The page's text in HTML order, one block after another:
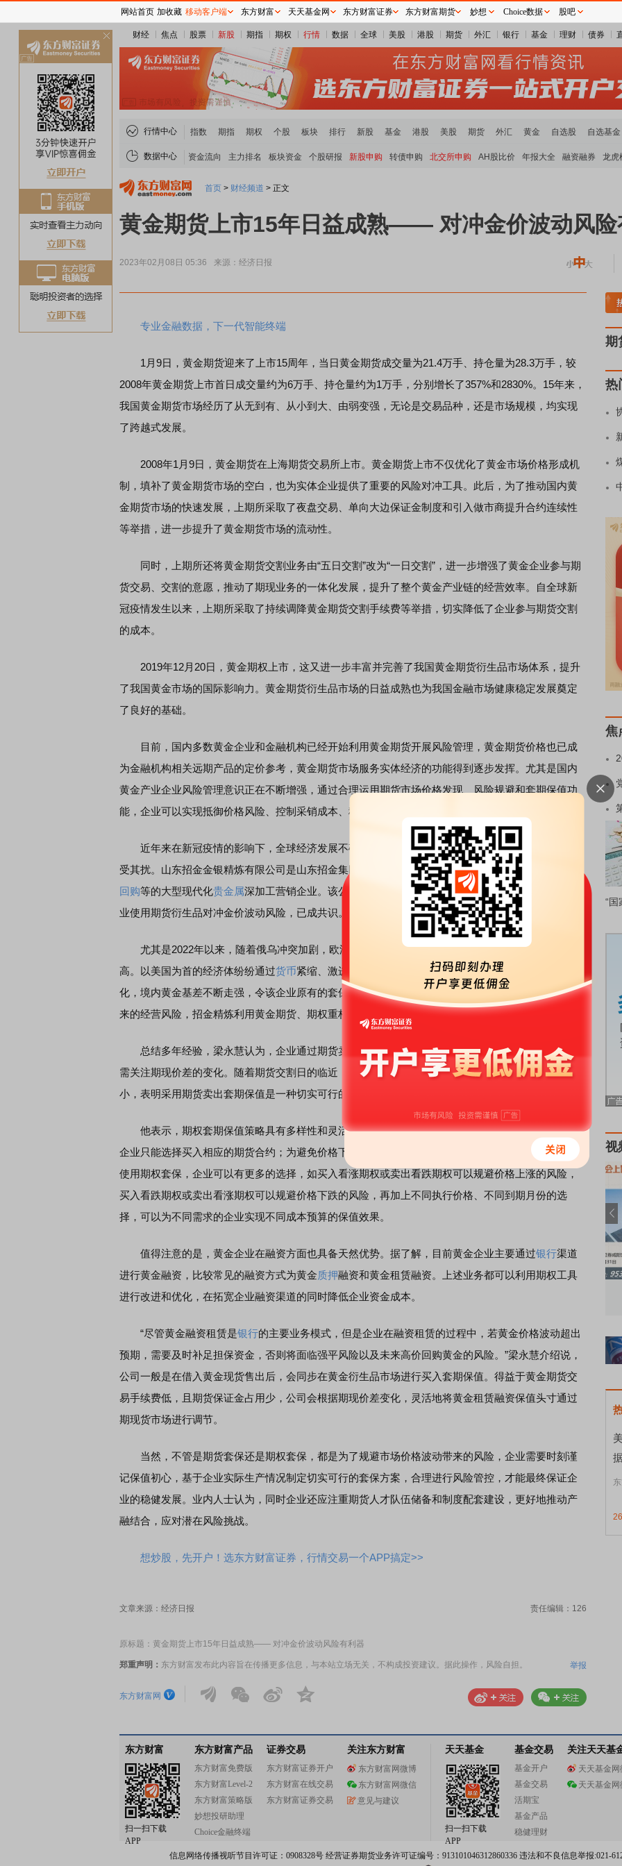
财经 焦点 股票 新股 期指 期权 行情 数据 全球 美股 港股 期货 外汇 银行 基金 理财 债券
行情中心 指数 期指 期权 个股 板块 排行 新股 基金 港股 美股 期货 外汇 黄金 自选股 自选基金
数据中心 资金流向 主力排名 板块资金 个股研报 新股申购 转债申购 北交所申购 AH股比价 年报大全 融资融券 龙虎
首页 > 财经频道 > 正文
黄金期货上市15年日益成熟—— 对冲金价波动风险
2023年02月08日 05:36 来源：经济日报
专业金融数据，下一代智能终端
1月9日，黄金期货迎来了上市15周年，当日黄金期货成交量为21.4万手、持仓量为28.3万手，较
2008年黄金期货上市首日成交量约为6万手、持仓量约为1万手，分别增长了357%和2830%。15年来，
我国黄金期货市场经历了从无到有、从小到大、由弱变强，无论是交易品种，还是市场规模，均实现
了跨越式发展。
2008年1月9日，黄金期货在上海期货交易所上市。黄金期货上市不仅优化了黄金市场价格形成机
制，填补了黄金期货市场的空白，也为实体企业提供了重要的风险对冲工具。此后，为了推动国内黄
金期货市场的快速发展，上期所采取了夜盘交易、单向大边保证金制度和引入做市商提升合约连续性
等举措，进一步提升了黄金期货市场的流动性。
同时，上期所还将黄金期货交割业务由“五日交割”改为“一日交割”，进一步增强了黄金企业参与期
货交易、交割的意愿，推动了期现业务的一体化发展，提升了整个黄金产业链的经营效率。自全球新
冠疫情发生以来，上期所采取了持续调降黄金期货交割手续费等举措，切实降低了企业参与期货交割
的成本。
2019年12月20日，黄金期权上市，这又进一步丰富并完善了我国黄金期货衍生品市场体系，提升
了我国黄金市场的国际影响力。黄金期货衍生品市场的日益成熟也为我国金融市场健康稳定发展奠定
了良好的基础。
目前，国内多数黄金企业和金融机构已经开始利用黄金期货开展风险管理，黄金期货价格也已成
为金融机构相关远期产品的定价参考，黄金期货市场服务实体经济的功能得到逐步发挥。尤其是国内
黄金产业企业风险管理意识正在不断增强，通过合理运用期货市场价格发现、风险规避和套期保值功
能，企业可以实现抵御价格风险、控制采销成本、稳定盈利水平等目的。
近年来在新冠疫情的影响下，全球经济发展不确定性增加，国际金价波动幅度加大，产业企业深
受其扰。山东招金金银精炼有限公司是山东招金集团旗下从事金银收购、精炼、加工、检测、销售及
回购等的大型现代化贵金属深加工营销企业。该公司副总经理梁永慧表示，目前，黄金精炼加工型企
业使用期货衍生品对冲金价波动风险，已成共识。
尤其是2022年以来，随着俄乌冲突加剧，欧洲能源危机进一步升级，推动全球通胀水平持续走
高。以美国为首的经济体纷纷通过货币紧缩、激进加息手段控制通胀上行，境内外货币政策逐渐分
化，境内黄金基差不断走强，令该企业原有的套保增收策略逐渐失效。为规避黄金价格波动等因素带
来的经营风险，招金精炼利用黄金期货、期权重构了套保策略。
总结多年经验，梁永慧认为，企业通过期货卖出套期保值，不需要关注黄金绝对价格的变化，只
需关注期现价差的变化。随着期货交割日的临近，期货价格与现货价格呈收敛趋势，期现价差逐步缩
小，表明采用期货卖出套期保值是一种切实可行的风险规避手段。
他表示，期权套期保值策略具有多样性和灵活性。在期货保值策略中，为避免价格上涨的风险，
企业只能选择买入相应的期货合约；为避免价格下跌的风险，企业只能选择卖出相应的期货合约。而
使用期权套保，企业可以有更多的选择，如买入看涨期权或卖出看跌期权可以规避价格上涨的风险，
买入看跌期权或卖出看涨期权可以规避价格下跌的风险，再加上不同执行价格、不同到期月份的选
择，可以为不同需求的企业实现不同成本预算的保值效果。
值得注意的是，黄金企业在融资方面也具备天然优势。据了解，目前黄金企业主要通过银行渠道
进行黄金融资，比较常见的融资方式为黄金质押融资和黄金租赁融资。上述业务都可以利用期权工具
进行改进和优化，在拓宽企业融资渠道的同时降低企业资金成本。
“尽管黄金融资租赁是银行的主要业务模式，但是企业在融资租赁的过程中，若黄金价格波动超出
预期，需要及时补足担保资金，否则将面临强平风险以及未来高价回购黄金的风险。”梁永慧介绍说，
公司一般是在借入黄金现货售出后，会同步在黄金衍生品市场进行买入套期保值。得益于黄金期货交
易手续费低，且期货保证金占用少，公司会根据期现价差变化，灵活地将黄金租赁融资保值头寸通过
期现货市场进行调节。
当然，不管是期货套保还是期权套保，都是为了规避市场价格波动带来的风险，企业需要时刻谨
记保值初心，基于企业实际生产情况制定切实可行的套保方案，合理进行风险管控，才能最终保证企
业的稳健发展。业内人士认为，同时企业还应注重期货人才队伍储备和制度配套建设，更好地推动产
融结合，应对潜在风险挑战。
想炒股，先开户！选东方财富证券，行情交易一个APP搞定>>
文章来源：经济日报 责任编辑：126
原标题：黄金期货上市15年日益成熟—— 对冲金价波动风险有利器
郑重声明： 东方财富发布此内容旨在传播更多信息，与本站立场无关，不构成投资建议。据此操作，风险自担。 举报
东方财富网
期
热
焦
“国
视
连线｜东方财富证券陈果：A股再平衡的
债券知识通识：从基础认知到特色品种 了解北交所知识 做理性投资者
东方财富
扫一扫下载
APP
东方财富产品
东方财富免费版
东方财富Level-2
东方财富策略版
妙想投研助理
Choice金融终端
证券交易
东方财富证券开户
东方财富在线交易
东方财富证券交易
关注东方财富
东方财富网微博
东方财富网微信
意见与建议
天天基金
扫一扫下载
APP
基金交易
基金开户
基金交易
活期宝
基金产品
稳健理财
关注天天基
天天基金网
天天基金网
信息网络传播视听节目许可证：0908328号 经营证券期货业务许可证编号：913101046312860336 违法和不良信息举报:021-
网站首页 加收藏 移动客户端 东方财富 天天基金网 东方财富证券 东方财富期货 妙想 Choice数据 股吧
关